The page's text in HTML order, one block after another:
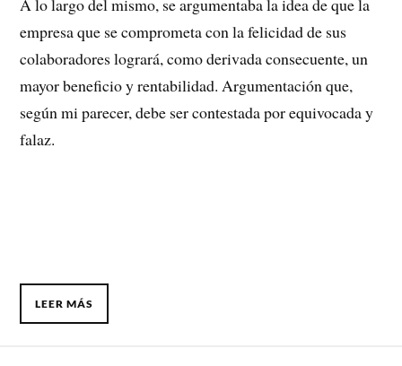
A lo largo del mismo, se argumentaba la idea de que la
empresa que se comprometa con la felicidad de sus
colaboradores logrará, como derivada consecuente, un
mayor beneficio y rentabilidad. Argumentación que,
según mi parecer, debe ser contestada por equivocada y
falaz.
LEER MÁS